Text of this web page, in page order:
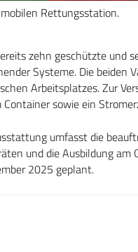
Rettungsstation.
zehn geschützte und
Systeme. Die
Arbeitsplatzes. Zur
sowie ein
umfasst die
und die Ausbildung
2025 geplant.